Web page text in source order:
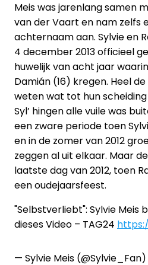
Meis was jarenlang samen
van der Vaart en nam zelfs
achternaam aan. Sylvie en
4 december 2013 officieel
huwelijk van acht jaar
Damián (16) kregen. Heel
weten wat tot hun scheiding
Syl’ hingen alle vuile was
een zware periode toen
en in de zomer van 2012
zeggen al uit elkaar. Maar
laatste dag van 2012, toen
een oudejaarsfeest.
"Selbstverliebt": Sylvie Meis
dieses Video – TAG24
— Sylvie Meis (@Sylvie_Fan)